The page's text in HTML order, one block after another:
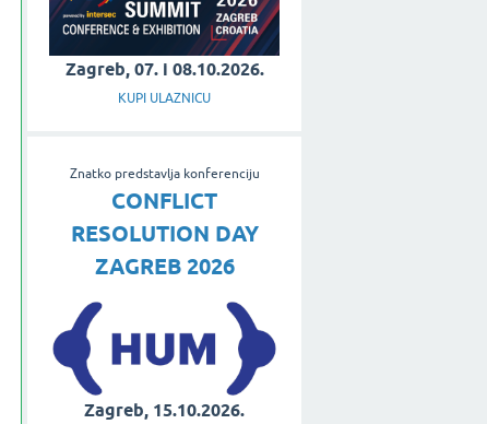
Zagreb, 07. i 08.10.2026.
KUPI ULAZNICU
Znatko predstavlja konferenciju
CONFLICT
RESOLUTION DAY
ZAGREB 2026
Zagreb, 15.10.2026.